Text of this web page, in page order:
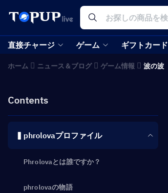
直接チャージ ゲーム ギフトカード
ホーム ニュース＆ブログ ゲーム情報 波の波
Contents
▍phrolovaプロファイル
Phrolovaとは誰ですか？
phrolovaの物語